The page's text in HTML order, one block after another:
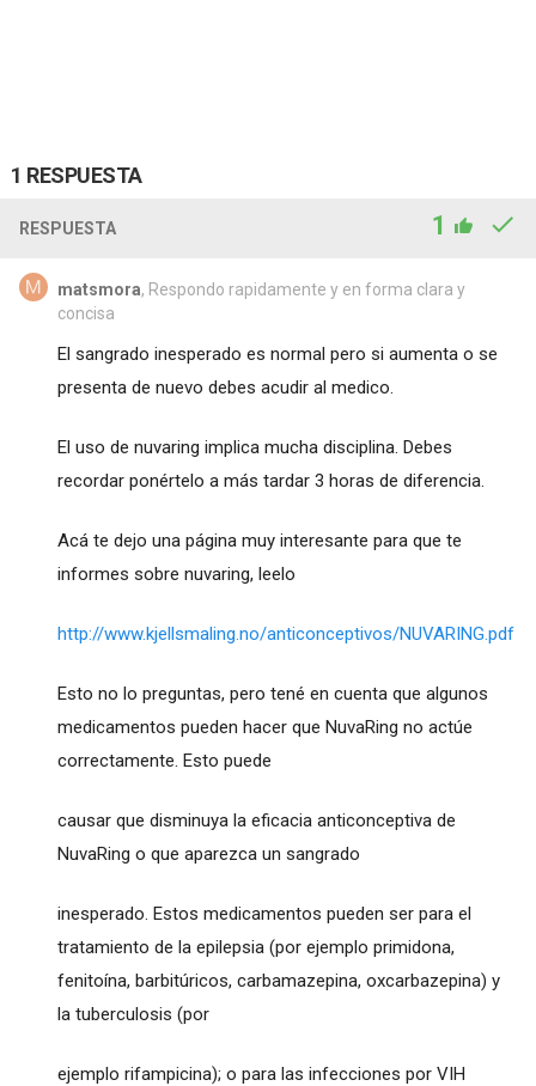
1 RESPUESTA
RESPUESTA 1
matsmora, Respondo rapidamente y en forma clara y
concisa
El sangrado inesperado es normal pero si aumenta o se
presenta de nuevo debes acudir al medico.
El uso de nuvaring implica mucha disciplina. Debes
recordar ponértelo a más tardar 3 horas de diferencia.
Acá te dejo una página muy interesante para que te
informes sobre nuvaring, leelo
http://www.kjellsmaling.no/anticonceptivos/NUVARING.pdf
Esto no lo preguntas, pero tené en cuenta que algunos
medicamentos pueden hacer que NuvaRing no actúe
correctamente. Esto puede
causar que disminuya la eficacia anticonceptiva de
NuvaRing o que aparezca un sangrado
inesperado. Estos medicamentos pueden ser para el
tratamiento de la epilepsia (por ejemplo primidona,
fenitoína, barbitúricos, carbamazepina, oxcarbazepina) y
la tuberculosis (por
ejemplo rifampicina); o para las infecciones por VIH